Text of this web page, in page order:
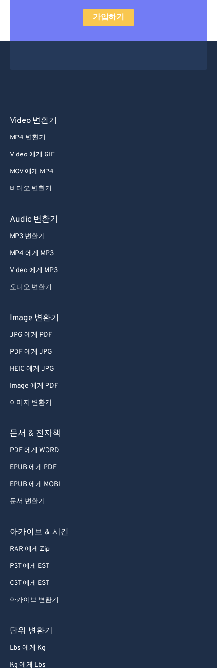
가입하기
Video 변환기
MP4 변환기
Video 에게 GIF
MOV 에게 MP4
비디오 변환기
Audio 변환기
MP3 변환기
MP4 에게 MP3
Video 에게 MP3
오디오 변환기
Image 변환기
JPG 에게 PDF
PDF 에게 JPG
HEIC 에게 JPG
Image 에게 PDF
이미지 변환기
문서 & 전자책
PDF 에게 WORD
EPUB 에게 PDF
EPUB 에게 MOBI
문서 변환기
아카이브 & 시간
RAR 에게 Zip
PST 에게 EST
CST 에게 EST
아카이브 변환기
단위 변환기
Lbs 에게 Kg
Kg 에게 Lbs